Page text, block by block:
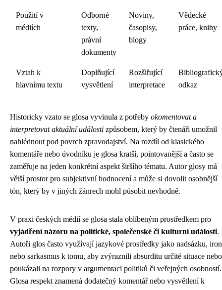
Použití v
médiích
Odborné
texty,
právní
dokumenty
Noviny,
časopisy,
blogy
Vědecké
práce, knihy
Vztah k
hlavnímu textu
Doplňující
vysvětlení
Rozšiřující
interpretace
odkaz
Historicky vzato se glosa vyvinula z potřeby okomentovat a
interpretovat aktuální události způsobem, který by čtenáři umožnil
nahlédnout pod povrch zpravodajství. Na rozdíl od klasického
komentáře nebo úvodníku je glosa kratší, pointovanější a často se
zaměřuje na jeden konkrétní aspekt širšího tématu. Autor glosy má
větší prostor pro subjektivní hodnocení a může si dovolit osobnější
tón, který by v jiných žánrech mohl působit nevhodně.
V praxi českých médií se glosa stala oblíbeným prostředkem pro
vyjádření názoru na politické, společenské či kulturní události.
Autoři glos často využívají jazykové prostředky jako nadsázku,
nebo sarkasmus k tomu, aby zvýraznili absurditu určité situace nebo
poukázali na rozpory v argumentaci politiků či veřejných osobností.
Glosa respekt znamená dodatečný komentář nebo vysvětlení k